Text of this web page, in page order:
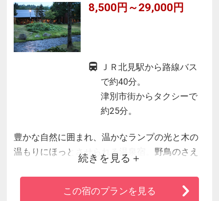
8,500円～29,000円
ＪＲ北見駅から路線バス
で約40分。
津別市街からタクシーで
約25分。
豊かな自然に囲まれ、温かなランプの光と木の
温もりにほっとさせられる温泉宿。野鳥のさえ
ずりで目を覚まし、満天の星空に包まれ眠りに
つく。そんな素敵な体験をしてみませんか。森
の香り広がる柔らかな天然温泉と、四季折々の
続きを見る
この宿のプランを見る